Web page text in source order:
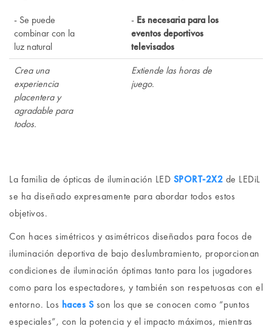
- Se puede
combinar con la
luz natural
- Es necesaria para los
eventos deportivos
televisados
Crea una
experiencia
placentera y
agradable para
todos.
Extiende las horas de
juego.
La familia de ópticas de iluminación LED SPORT-2X2 de LEDiL
se ha diseñado expresamente para abordar todos estos
objetivos.
Con haces simétricos y asimétricos diseñados para focos de
iluminación deportiva de bajo deslumbramiento, proporcionan
condiciones de iluminación óptimas tanto para los jugadores
como para los espectadores, y también son respetuosas con el
entorno. Los haces S son los que se conocen como “puntos
especiales”, con la potencia y el impacto máximos, mientras